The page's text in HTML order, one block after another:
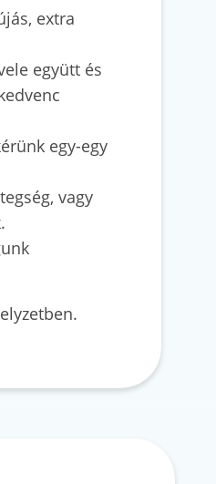
extra
együtt és
egy-egy
vagy